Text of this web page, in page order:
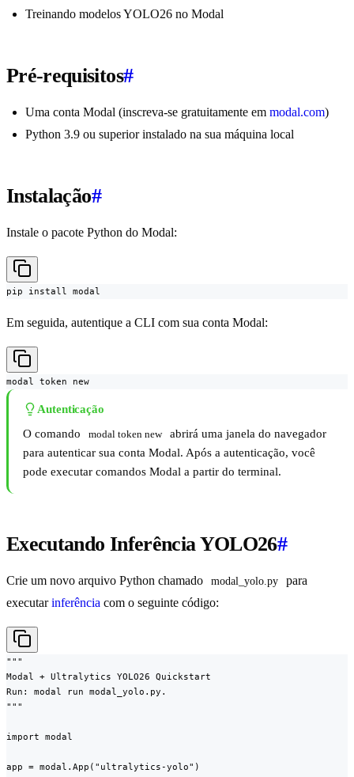
Treinando modelos YOLO26 no Modal
Pré-requisitos#
Uma conta Modal (inscreva-se gratuitamente em modal.com)
Python 3.9 ou superior instalado na sua máquina local
Instalação#
Instale o pacote Python do Modal:
pip install modal
Em seguida, autentique a CLI com sua conta Modal:
modal token new
Autenticação
O comando
modal token new
abrirá uma janela do navegador
para autenticar sua conta Modal. Após a autenticação, você
pode executar comandos Modal a partir do terminal.
Executando Inferência YOLO26#
Crie um novo arquivo Python chamado modal_yolo.py
para
executarinferência com o seguinte código:
"""
Modal + Ultralytics YOLO26 Quickstart
Run: modal run modal_yolo.py.
"""
import modal
app = modal.App("ultralytics-yolo")